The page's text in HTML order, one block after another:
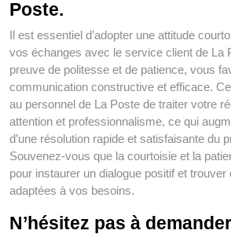
Poste.
Il est essentiel d’adopter une attitude
vos échanges avec le service client de La
preuve de politesse et de patience, vous
communication constructive et efficace.
au personnel de La Poste de traiter votre
attention et professionnalisme, ce qui
d’une résolution rapide et satisfaisante du
Souvenez-vous que la courtoisie et la
pour instaurer un dialogue positif et trouver
adaptées à vos besoins.
N’hésitez pas à